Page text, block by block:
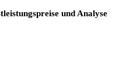
und Analyse